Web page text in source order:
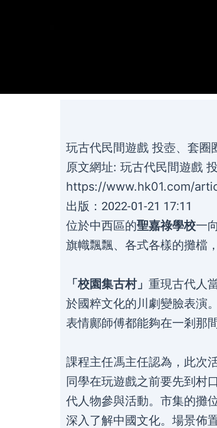
玩古代民間遊戲 投壺、套
原文網址: 玩古代民間遊戲
https://www.hk01.com/
出版： 2022-01-21 17:11
位於中西區的聖嘉祿學校一
旗幟飄飄、各式各樣的攤檔
「校園集古村」 重現古代人
於國粹文化的川劇變臉表演
表情鄺師傅都能夠在一剎那
課程主任馮主任認為，此次
同學在玩遊戲之前要先到村
代人物參與活動。市集的攤
深入了解中國文化。場景佈